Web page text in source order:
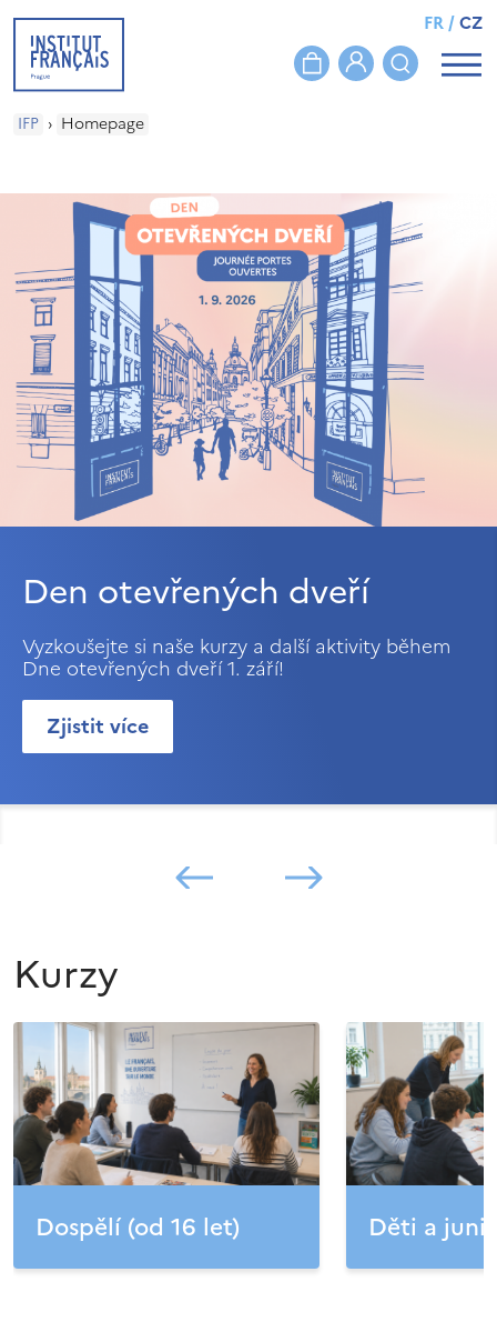
FR/CZ
IFP › Homepage
Den otevřených dveří
Vyzkoušejte si naše kurzy a další aktivity během
Dne otevřených dveří 1. září!
Zjistit více
Kurzy
Dospělí (od 16 let) Děti a